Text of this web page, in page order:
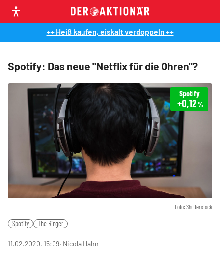
++ Heiß kaufen, eiskalt verdoppeln ++
Spotify: Das neue "Netflix für die Ohren"?
Foto: Shutterstock
Spotify
+0,12%
Spotify The Ringer
11.02.2020, 15:09‧ Nicola Hahn